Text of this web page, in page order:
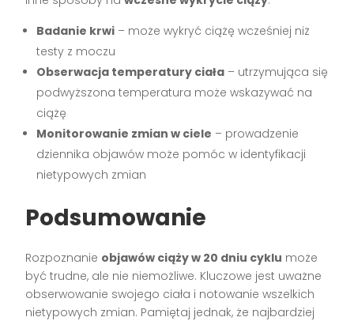
Badanie krwi – może wykryć ciążę wcześniej niż
testy z moczu
Obserwacja temperatury ciała – utrzymująca się
podwyższona temperatura może wskazywać na
ciążę
Monitorowanie zmian w ciele – prowadzenie
dziennika objawów może pomóc w identyfikacji
nietypowych zmian
Podsumowanie
Rozpoznanie objawów ciąży w 20 dniu cyklu może
być trudne, ale nie niemożliwe. Kluczowe jest uważne
obserwowanie swojego ciała i notowanie wszelkich
nietypowych zmian. Pamiętaj jednak, że najbardziej